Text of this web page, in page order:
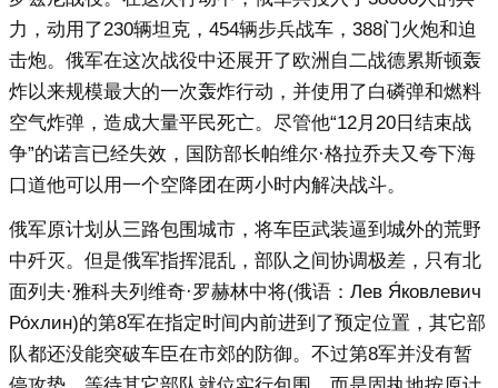
力，动用了230辆坦克，454辆步兵战车，388门火炮和迫
击炮。俄军在这次战役中还展开了欧洲自二战德累斯顿轰
炸以来规模最大的一次轰炸行动，并使用了白磷弹和燃料
空气炸弹，造成大量平民死亡。尽管他“12月20日结束战
争”的诺言已经失效，国防部长帕维尔·格拉乔夫又夸下海
口道他可以用一个空降团在两小时内解决战斗。
俄军原计划从三路包围城市，将车臣武装逼到城外的荒野
中歼灭。但是俄军指挥混乱，部队之间协调极差，只有北
面列夫·雅科夫列维奇·罗赫林中将(俄语：Лев Я́ковлевич
Ро́хлин)的第8军在指定时间内前进到了预定位置，其它部
队都还没能突破车臣在市郊的防御。不过第8军并没有暂